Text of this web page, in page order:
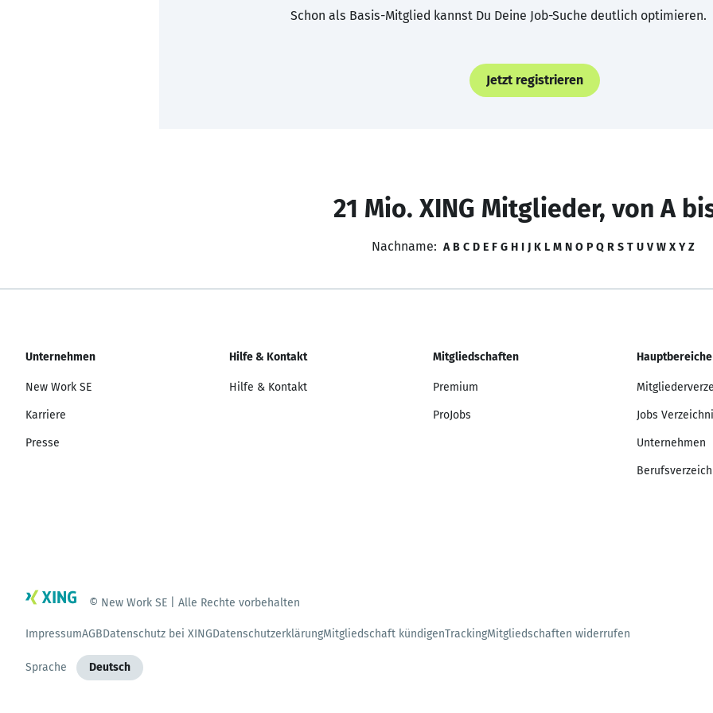
Schon als Basis-Mitglied kannst Du Deine Job-Suche deutlich optimieren.
Jetzt registrieren
21 Mio. XING Mitglieder, von A
Nachname: A B C D E F G H I J K L M N O P Q R S T U V W X Y Z
Unternehmen
New Work SE
Karriere
Presse
Hilfe & Kontakt
Hilfe & Kontakt
Mitgliedschaften
Premium
ProJobs
Hauptbereiche
Jobs
Unternehmen
© New Work SE | Alle Rechte vorbehalten
ImpressumAGBDatenschutz bei XINGDatenschutzerklärungMitgliedschaft kündigenTrackingMitgliedschaften widerrufen
Sprache Deutsch